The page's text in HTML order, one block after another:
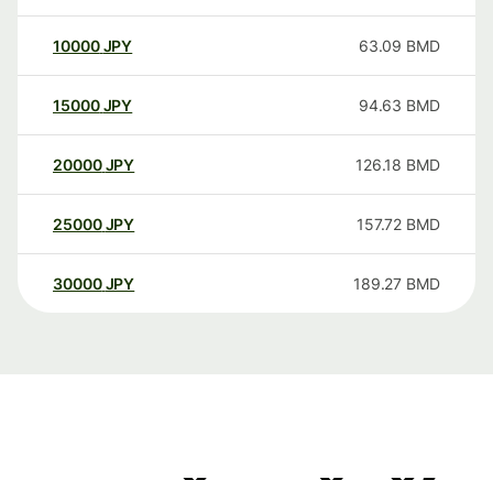
10000 JPY 63.09 BMD
15000 JPY 94.63 BMD
20000 JPY 126.18 BMD
25000 JPY 157.72 BMD
30000 JPY 189.27 BMD